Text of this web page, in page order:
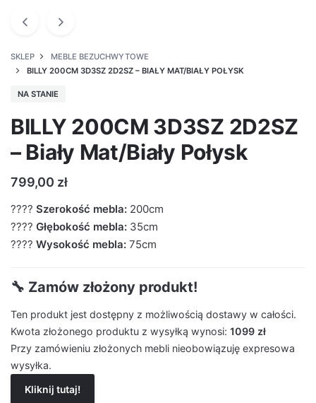
SKLEP
MEBLE BEZUCHWYTOWE
BILLY 200CM 3D3SZ 2D2SZ – BIAŁY MAT/BIAŁY POŁYSK
NA STANIE
BILLY 200CM 3D3SZ 2D2SZ
– Biały Mat/Biały Połysk
799,00 zł
???? Szerokość mebla: 200cm
???? Głębokość mebla: 35cm
???? Wysokość mebla: 75cm
🔧 Zamów złożony produkt!
Ten produkt jest dostępny z możliwością dostawy w całości.
Kwota złożonego produktu z wysyłką wynosi: 1099 zł
Przy zamówieniu złożonych mebli nieobowiązuję expresowa
wysyłka.
Kliknij tutaj!